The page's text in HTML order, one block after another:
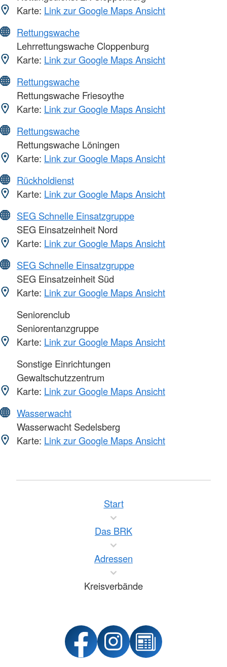
Karte: Link zur Google Maps Ansicht
Rettungswache
Lehrrettungswache Cloppenburg
Karte: Link zur Google Maps Ansicht
Rettungswache
Rettungswache Friesoythe
Karte: Link zur Google Maps Ansicht
Rettungswache
Rettungswache Löningen
Karte: Link zur Google Maps Ansicht
Rückholdienst
Karte: Link zur Google Maps Ansicht
SEG Schnelle Einsatzgruppe
SEG Einsatzeinheit Nord
Karte: Link zur Google Maps Ansicht
SEG Schnelle Einsatzgruppe
SEG Einsatzeinheit Süd
Karte: Link zur Google Maps Ansicht
Seniorenclub
Seniorentanzgruppe
Karte: Link zur Google Maps Ansicht
Sonstige Einrichtungen
Gewaltschutzzentrum
Karte: Link zur Google Maps Ansicht
Wasserwacht
Wasserwacht Sedelsberg
Karte: Link zur Google Maps Ansicht
Start
Das BRK
Adressen
Kreisverbände